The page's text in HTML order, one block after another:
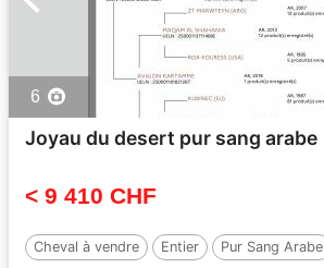
6
Joyau du desert pur sang arabe
< 9 410 CHF
Cheval à vendre Entier Pur Sang Arabe